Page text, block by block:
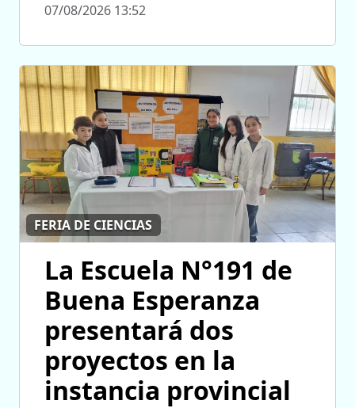
07/08/2026 13:52
FERIA DE CIENCIAS
La Escuela N°191 de
Buena Esperanza
presentará dos
proyectos en la
instancia provincial